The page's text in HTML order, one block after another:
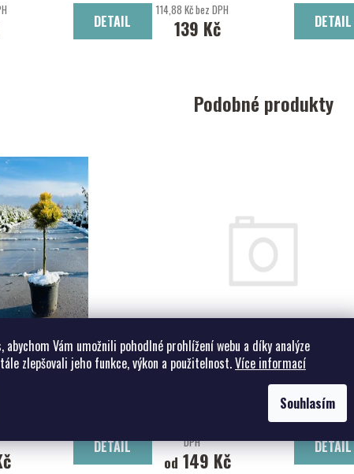
abychom Vám umožnili pohodlné prohlížení webu a díky analýze
zlepšovali jeho funkce, výkon a použitelnost.Více informací
Souhlasím
DETAIL
114,88 Kč bez DPH
139 Kč DETAIL
Podobné produkty
'Winter Gold'
kleč 'Winter Gold'
DETAIL
Tsuga can. 'Jeddeloh'
Jedlovec kanadský 'Jeddeloh'
DPH
od 149 Kč
DETAIL